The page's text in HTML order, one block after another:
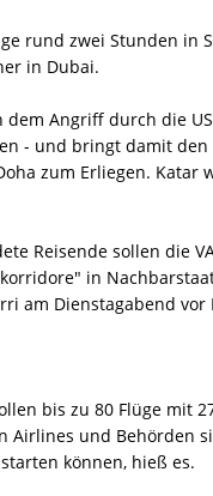
rund zwei Stunden in
in Dubai.
dem Angriff durch die
- und bringt damit
zum Erliegen. Katar
Reisende sollen die
in
am Dienstagabend
bis zu 80 Flüge mit
Airlines und Behörden
können, hieß es.